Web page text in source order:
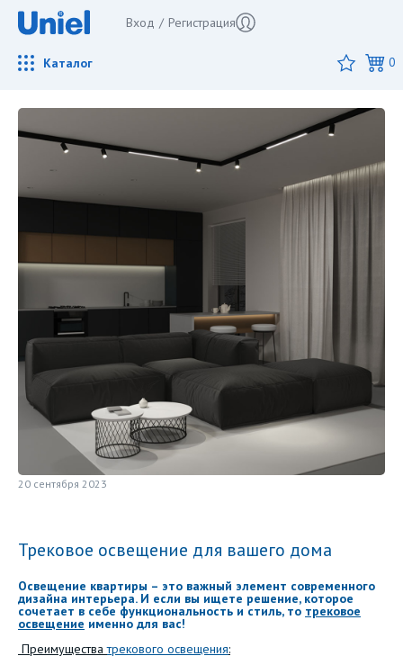
Вход / Регистрация
Каталог 0
20 сентября 2023
Трековое освещение для вашего дома
Освещение квартиры – это важный элемент современного
дизайна интерьера. И если вы ищете решение, которое
сочетает в себе функциональность и стиль, то трековое
освещение именно для вас!
Преимуществатрекового освещения: